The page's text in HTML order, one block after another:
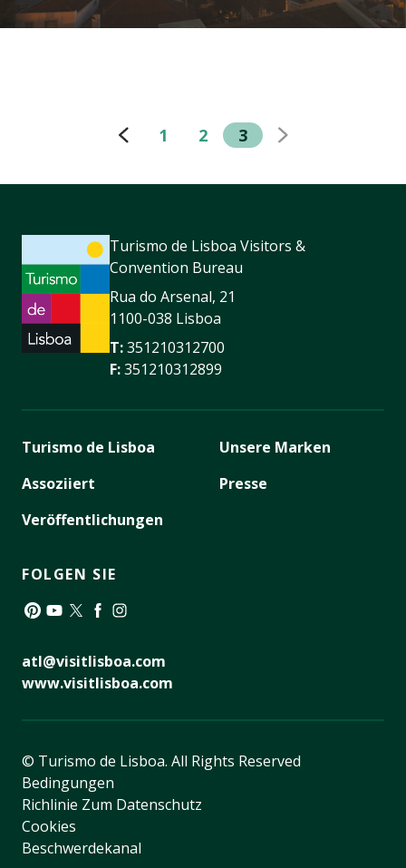
1 2 3
Turismo de Lisboa Visitors &
Convention Bureau
Rua do Arsenal, 21
1100-038 Lisboa
T:351210312700
F:351210312899
Turismo de Lisboa
Assoziiert
Veröffentlichungen
Unsere Marken
Presse
FOLGEN SIE
atl@visitlisboa.com
www.visitlisboa.com
© Turismo de Lisboa. All Rights Reserved
Bedingungen
Richlinie Zum Datenschutz
Cookies
Beschwerdekanal